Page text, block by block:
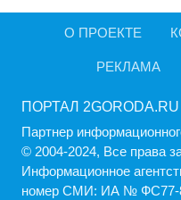
О ПРОЕКТЕ
РЕКЛАМА
ПОРТАЛ 2GORODA.RU
Партнер
© 2004-2024, Все права
Информационное
номер СМИ: ИА № ФС77-